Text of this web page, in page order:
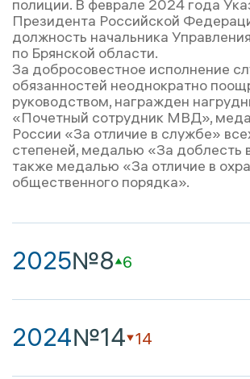
полиции. В феврале 2024 года
Президента Российской
должность начальника
по Брянской области.
За добросовестное исполнение
обязанностей неоднократно
руководством, награжден
«Почетный сотрудник МВД»,
России «За отличие в службе»
степеней, медалью «За доблесть
также медалью «За отличие в
общественного порядка».
2025№8 6
2024№14 14